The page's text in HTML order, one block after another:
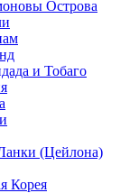
Острова
и Тобаго
(Цейлона)
Корея